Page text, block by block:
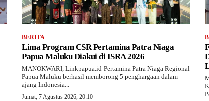
BERITA
Lima Program CSR Pertamina Patra Niaga
Papua Maluku Diakui di ISRA 2026
MANOKWARI, Linkpapua.id-Pertamina Patra Niaga Regional
Papua Maluku berhasil memborong 5 penghargaan dalam
ajang Indonesia...
Jumat, 7 Agustus 2026, 20:10